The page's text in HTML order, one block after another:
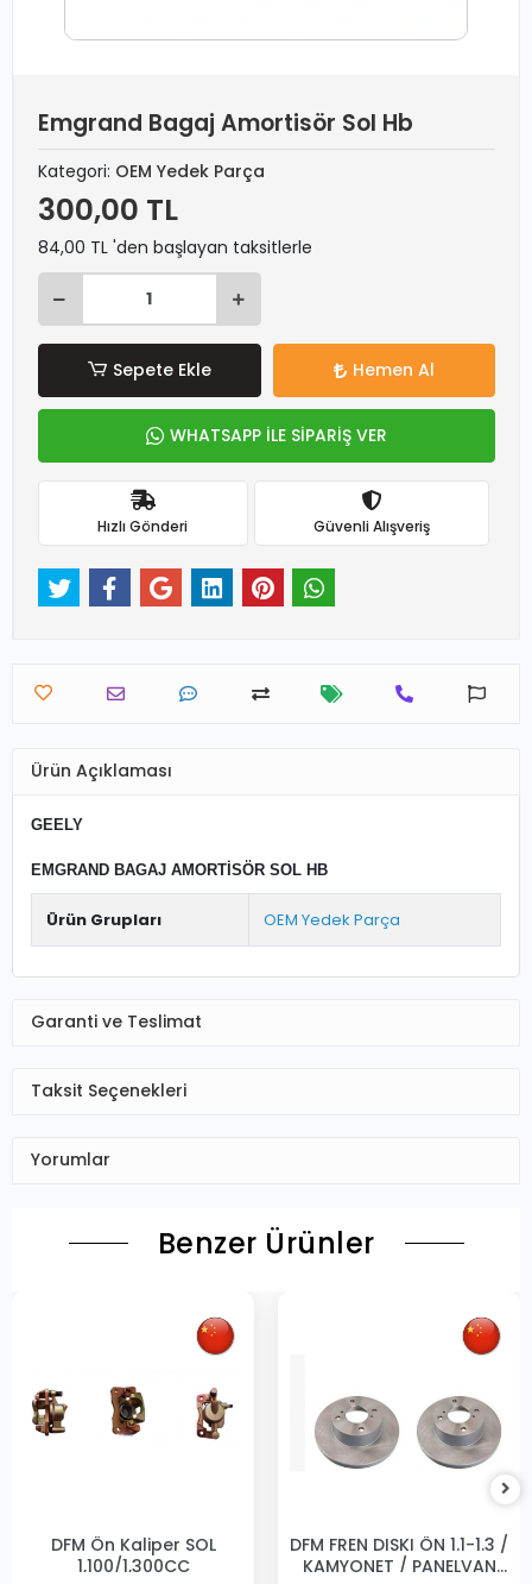
Emgrand Bagaj Amortisör Sol Hb
Kategori: OEM Yedek Parça
300,00 TL
84,00 TL 'den başlayan taksitlerle
Sepete Ekle Hemen Al
WHATSAPP İLE SİPARİŞ VER
Hızlı Gönderi Güvenli Alışveriş
Ürün Açıklaması
GEELY
EMGRAND BAGAJ AMORTİSÖR SOL HB
Ürün Grupları OEM Yedek Parça
Garanti ve Teslimat
Taksit Seçenekleri
Yorumlar
Benzer Ürünler
DFM Ön Kaliper SOL
1,100/1,300CC
DFM FREN DISKI ÖN 1.1-1.3 /
KAMYONET / PANELVAN